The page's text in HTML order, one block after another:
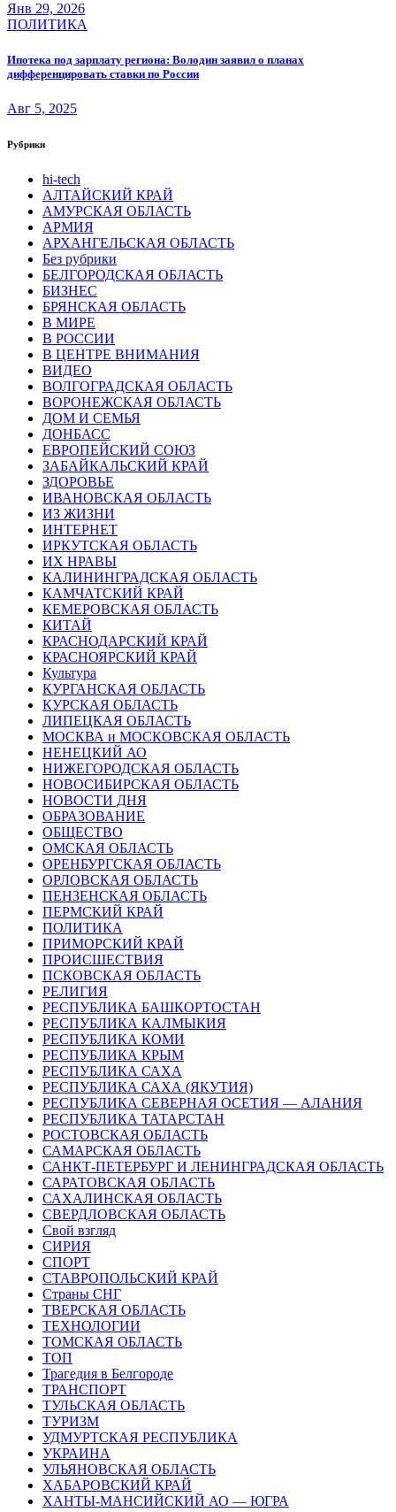
Янв 29, 2026
ПОЛИТИКА
Ипотека под зарплату региона: Володин заявил о планах
дифференцировать ставки по России
Авг 5, 2025
Рубрики
hi-tech
АЛТАЙСКИЙ КРАЙ
АМУРСКАЯ ОБЛАСТЬ
АРМИЯ
АРХАНГЕЛЬСКАЯ ОБЛАСТЬ
Без рубрики
БЕЛГОРОДСКАЯ ОБЛАСТЬ
БИЗНЕС
БРЯНСКАЯ ОБЛАСТЬ
В МИРЕ
В РОССИИ
В ЦЕНТРЕ ВНИМАНИЯ
ВИДЕО
ВОЛГОГРАДСКАЯ ОБЛАСТЬ
ВОРОНЕЖСКАЯ ОБЛАСТЬ
ДОМ И СЕМЬЯ
ДОНБАСС
ЕВРОПЕЙСКИЙ СОЮЗ
ЗАБАЙКАЛЬСКИЙ КРАЙ
ЗДОРОВЬЕ
ИВАНОВСКАЯ ОБЛАСТЬ
ИЗ ЖИЗНИ
ИНТЕРНЕТ
ИРКУТСКАЯ ОБЛАСТЬ
ИХ НРАВЫ
КАЛИНИНГРАДCКАЯ ОБЛАСТЬ
КАМЧАТСКИЙ КРАЙ
КЕМЕРОВСКАЯ ОБЛАСТЬ
КИТАЙ
КРАСНОДАРСКИЙ КРАЙ
КРАСНОЯРСКИЙ КРАЙ
Культура
КУРГАНСКАЯ ОБЛАСТЬ
КУРСКАЯ ОБЛАСТЬ
ЛИПЕЦКАЯ ОБЛАСТЬ
МОСКВА и МОСКОВСКАЯ ОБЛАСТЬ
НЕНЕЦКИЙ АО
НИЖЕГОРОДСКАЯ ОБЛАСТЬ
НОВОСИБИРСКАЯ ОБЛАСТЬ
НОВОСТИ ДНЯ
ОБРАЗОВАНИЕ
ОБЩЕСТВО
ОМСКАЯ ОБЛАСТЬ
ОРЕНБУРГСКАЯ ОБЛАСТЬ
ОРЛОВСКАЯ ОБЛАСТЬ
ПЕНЗЕНСКАЯ ОБЛАСТЬ
ПЕРМСКИЙ КРАЙ
ПОЛИТИКА
ПРИМОРСКИЙ КРАЙ
ПРОИСШЕСТВИЯ
ПСКОВСКАЯ ОБЛАСТЬ
РЕЛИГИЯ
РЕСПУБЛИКА БАШКОРТОСТАН
РЕСПУБЛИКА КАЛМЫКИЯ
РЕСПУБЛИКА КОМИ
РЕСПУБЛИКА КРЫМ
РЕСПУБЛИКА САХА
РЕСПУБЛИКА САХА (ЯКУТИЯ)
РЕСПУБЛИКА СЕВЕРНАЯ ОСЕТИЯ — АЛАНИЯ
РЕСПУБЛИКА ТАТАРСТАН
РОСТОВСКАЯ ОБЛАСТЬ
САМАРСКАЯ ОБЛАСТЬ
САНКТ-ПЕТЕРБУРГ И ЛЕНИНГРАДСКАЯ ОБЛАСТЬ
САРАТОВСКАЯ ОБЛАСТЬ
САХАЛИНСКАЯ ОБЛАСТЬ
СВЕРДЛОВСКАЯ ОБЛАСТЬ
Свой взгляд
СИРИЯ
СПОРТ
СТАВРОПОЛЬСКИЙ КРАЙ
Страны СНГ
ТВЕРСКАЯ ОБЛАСТЬ
ТЕХНОЛОГИИ
ТОМСКАЯ ОБЛАСТЬ
ТОП
Трагедия в Белгороде
ТРАНСПОРТ
ТУЛЬСКАЯ ОБЛАСТЬ
ТУРИЗМ
УДМУРТСКАЯ РЕСПУБЛИКА
УКРАИНА
УЛЬЯНОВСКАЯ ОБЛАСТЬ
ХАБАРОВСКИЙ КРАЙ
ХАНТЫ-МАНСИЙСКИЙ АО — ЮГРА